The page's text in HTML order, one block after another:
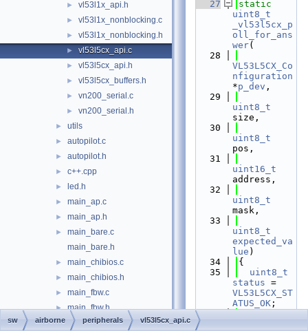
► vl53l1x_api.h
► vl53l1x_nonblocking.c
► vl53l1x_nonblocking.h
► vl53l5cx_api.c
► vl53l5cx_api.h
► vl53l5cx_buffers.h
► vn200_serial.c
► vn200_serial.h
► utils
► autopilot.c
► autopilot.h
► c++.cpp
► led.h
► main_ap.c
► main_ap.h
►
main_bare.c
main_bare.h
► main_chibios.c
► main_chibios.h
► main_fbw.c
► main_fbw.h
► mcu.c
   27
static
uint8_t
_vl53l5cx_p
oll_for_ans
wer(
   28
VL53L5CX_Co
nfiguration
*p_dev ,
   29
uint8_t
size,
   30
uint8_t
pos,
   31
uint16_t
address,
   32
uint8_t
mask,
   33
uint8_t
expected_va
lue )
   34
{
   35
uint8_t
status
VL53L5CX_ST
ATUS_OK ;
   36
sw airborne peripherals vl53l5cx_api.c